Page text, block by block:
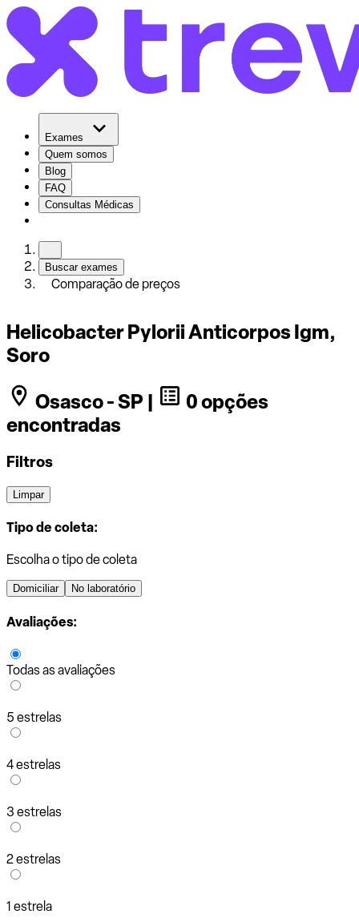
Exames
Quem somos
Blog
FAQ
Consultas Médicas
Buscar exames
Comparação de preços
Helicobacter Pylorii Anticorpos Igm,
Soro
Osasco - SP |
0 opções
encontradas
Filtros
Limpar
Tipo de coleta:
Escolha o tipo de coleta
Domiciliar No laboratório
Avaliações:
Todas as avaliações
5 estrelas
4 estrelas
3 estrelas
2 estrelas
1 estrela